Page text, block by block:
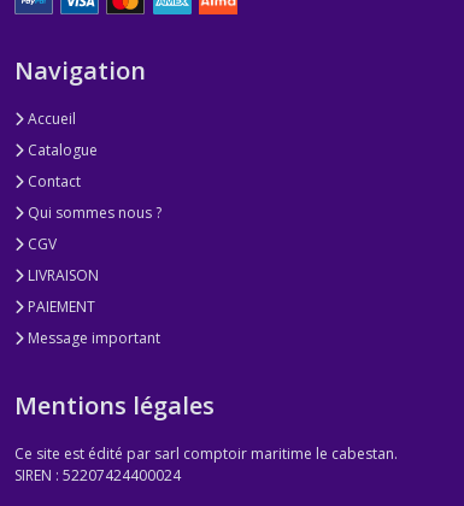
SUZUKI
ANODES
TOHATSU
(8)
ANODES
YAMAHA
(47)
ANODES
ANODES
VOLVO
Navigation
Accueil
Catalogue
Contact
Qui sommes nous ?
CGV
LIVRAISON
PAIEMENT
Message important
Mentions légales
Ce site est édité par sarl comptoir maritime le cabestan.
SIREN : 52207424400024